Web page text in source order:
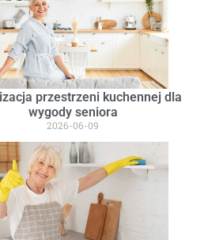
przestrzeni kuchennej dla
wygody seniora
2026-06-09